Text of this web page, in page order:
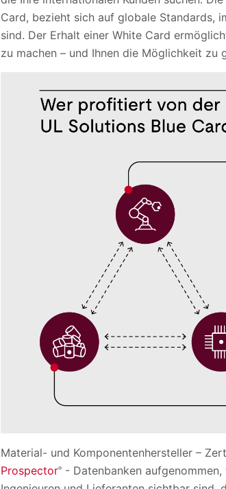
Card, bezieht sich auf globale Standards,
sind. Der Erhalt einer White Card
zu machen – und Ihnen die Möglichkeit
Material- und Komponentenhersteller –
Prospector® - Datenbanken